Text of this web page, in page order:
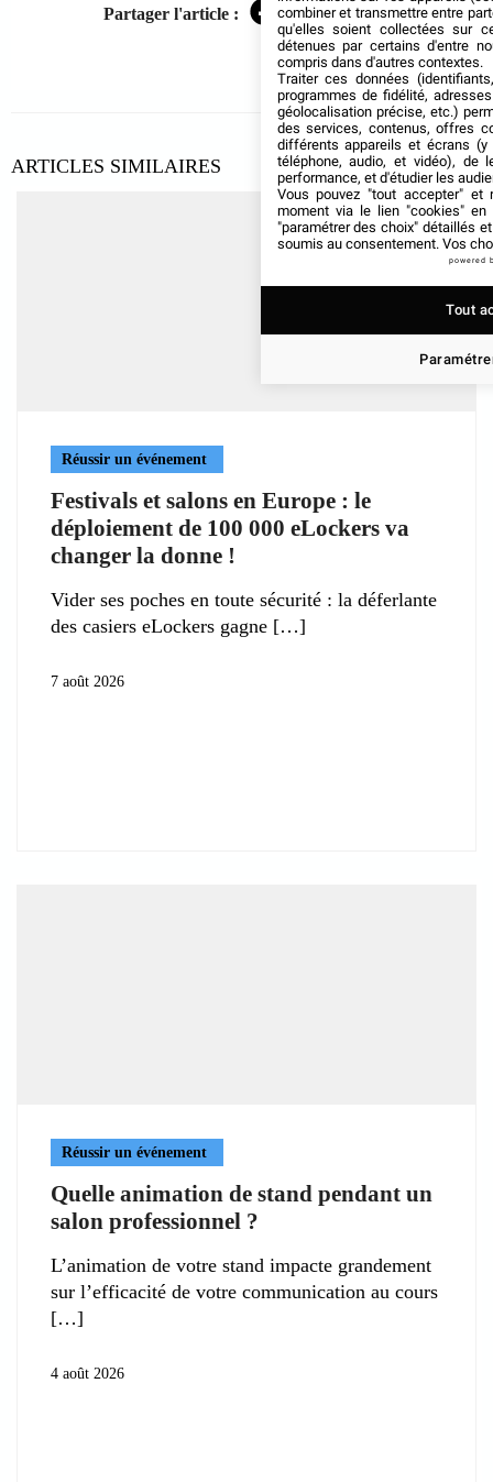
Partager l'article : Facebook
TwitterLinkedIn
ARTICLES SIMILAIRES
Réussir un événement
Festivals et salons en Europe : le
déploiement de 100 000 eLockers va
changer la donne !
Vider ses poches en toute sécurité : la déferlante
des casiers eLockers gagne
7 août 2026
Réussir un événement
Quelle animation de stand pendant un
salon professionnel ?
L’animation de votre stand impacte grandement
sur l’efficacité de votre communication au cours
4 août 2026
combiner et transmettre entre
qu'elles soient collectées sur
détenues par certains d'entre
compris dans d'autres contextes.
Traiter ces données
programmes de fidélité,
géolocalisation précise, etc.)
des services, contenus, offres
différents appareils et écrans (y
téléphone, audio, et vidéo), de
performance, et d'étudier les
Vous pouvez "tout accepter" et
moment via le lien "cookies" en
"paramétrer des choix" détaillés
soumis au consentement. Vos
powered
Tout